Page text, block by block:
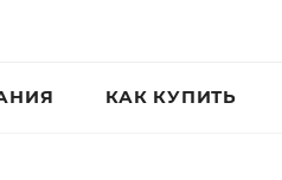
КАК КУПИТЬ